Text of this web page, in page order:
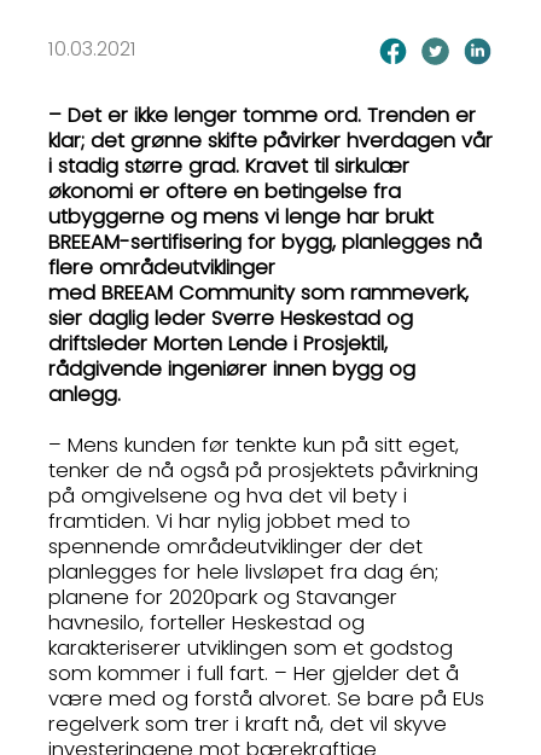
10.03.2021
– Det er ikke lenger tomme ord. Trenden er
klar; det grønne skifte påvirker hverdagen vår
i stadig større grad. Kravet til sirkulær
økonomi er oftere en betingelse fra
utbyggerne og mens vi lenge har brukt
BREEAM-sertifisering for bygg, planlegges nå
flere områdeutviklinger
med BREEAM Community som rammeverk,
sier daglig leder Sverre Heskestad og
driftsleder Morten Lende i Prosjektil,
rådgivende ingeniører innen bygg og
anlegg.
– Mens kunden før tenkte kun på sitt eget,
tenker de nå også på prosjektets påvirkning
på omgivelsene og hva det vil bety i
framtiden. Vi har nylig jobbet med to
spennende områdeutviklinger der det
planlegges for hele livsløpet fra dag én;
planene for 2020park og Stavanger
havnesilo, forteller Heskestad og
karakteriserer utviklingen som et godstog
som kommer i full fart. – Her gjelder det å
være med og forstå alvoret. Se bare på EUs
regelverk som trer i kraft nå, det vil skyve